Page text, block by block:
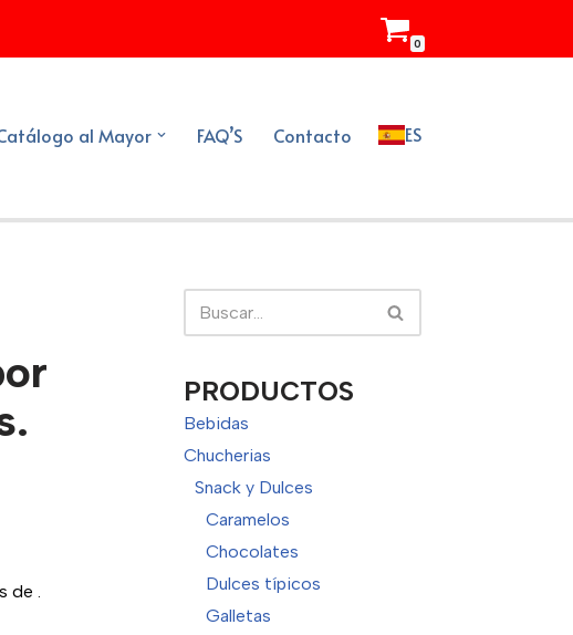
0
al Mayor FAQ’S Contacto ES
.
PRODUCTOS
Bebidas
Chucherias
Snack y Dulces
Caramelos
Chocolates
Dulces típicos
Galletas